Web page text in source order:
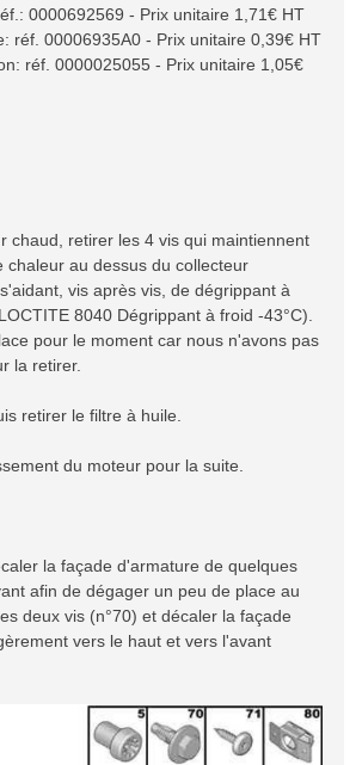
0000692569 - Prix unitaire 1,71€ HT
réf. 00006935A0 - Prix unitaire 0,39€ HT
réf. 0000025055 - Prix unitaire 1,05€
chaud, retirer les 4 vis qui maintiennent
chaleur au dessus du collecteur
vis après vis, de dégrippant à
8040 Dégrippant à froid -43°C).
pour le moment car nous n'avons pas
la retirer.
retirer le filtre à huile.
du moteur pour la suite.
la façade d'armature de quelques
afin de dégager un peu de place au
deux vis (n°70) et décaler la façade
vers le haut et vers l'avant